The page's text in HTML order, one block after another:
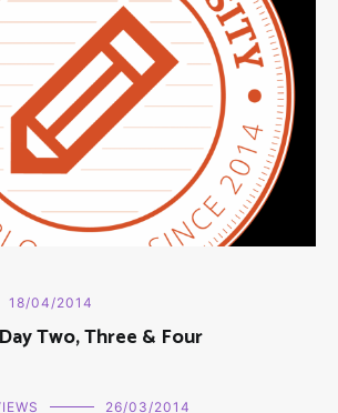
18/04/2014
Two, Three & Four
26/03/2014